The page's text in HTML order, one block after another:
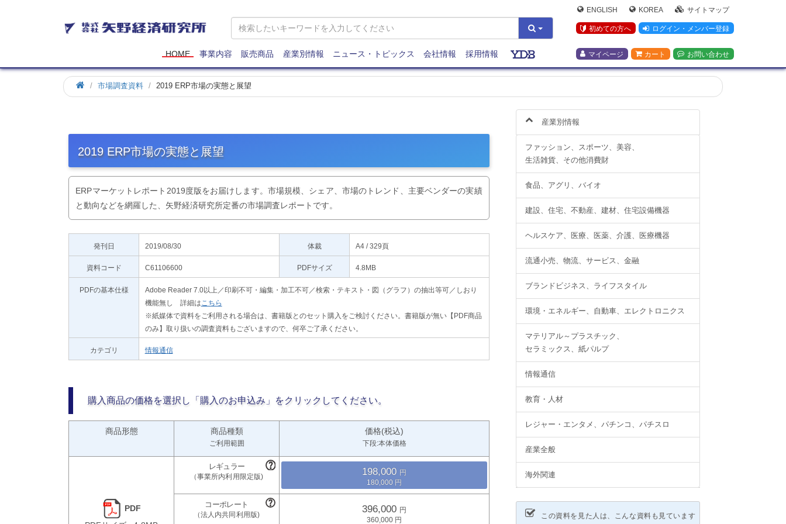
矢
野
研
究
所
ENGLISH KOREA サイトマップ
初めての方へ ログイン・メンバー登録
マイページ カート お問い合わせ
HOME 事業内容 販売商品 産業別情報 ニュース・トピックス 会社情報 採用情報
市場調査資料 2019 ERP市場の実態と展望
2019 ERP市場の実態と展望
ERPマーケットレポート2019度版をお届けします。市場規模、シェア、市場のトレンド、主要ベンダーの実績
と動向などを網羅した、矢野経済研究所定番の市場調査レポートです。
発刊日 2019/08/30 体裁 A4 / 329頁
資料コード C61106600 PDFサイズ 4.8MB
PDFの基本仕様
Adobe Reader 7.0以上／印刷不可・編集・加工不可／検索・テキスト・図（グラフ）の抽出等可／しおり
機能無し 詳細は こちら
※紙媒体で資料をご利用される場合は、書籍版とのセット購入をご検討ください。書籍版が無い【PDF商品
のみ】取り扱いの調査資料もございますので、何卒ご了承ください。
カテゴリ 情報通信
購入商品の価格を選択し「購入のお申込み」をクリックしてください。
商品形態 商品種類
ご利用範囲
価格(税込)
下段:本体価格
198,000
180,000
PDF 396,000
360,000
産業別情報
ファッション、スポーツ、美容、
生活雑貨、その他消費財
食品、アグリ、バイオ
建設、住宅、不動産、建材、住宅設備機器
ヘルスケア、医療、医薬、介護、医療機器
流通小売、物流、サービス、金融
ブランドビジネス、ライフスタイル
環境・エネルギー、自動車、エレクトロニクス
マテリアル～プラスチック、
セラミックス、紙パルプ
情報通信
教育・人材
レジャー・エンタメ、パチンコ、パチスロ
産業全般
海外関連
この資料を見た人は、こんな資料も見ています